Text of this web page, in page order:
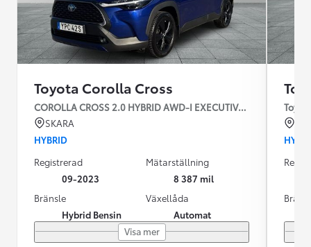
Toyota Corolla Cross
COROLLA CROSS 2.0 HYBRID AWD-I EXECUTIVE SKINN JBL
SKARA
HYBRID
Registrerad
09-2023
Mätarställning
8 387 mil
Bränsle
Hybrid Bensin
Växellåda
Automat
Visa mer